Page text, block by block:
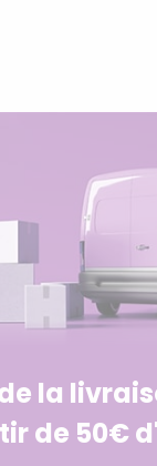
la
de 50€